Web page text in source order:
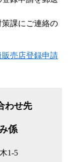
課にご連絡の
売店登録申請
わせ先
係
1-5